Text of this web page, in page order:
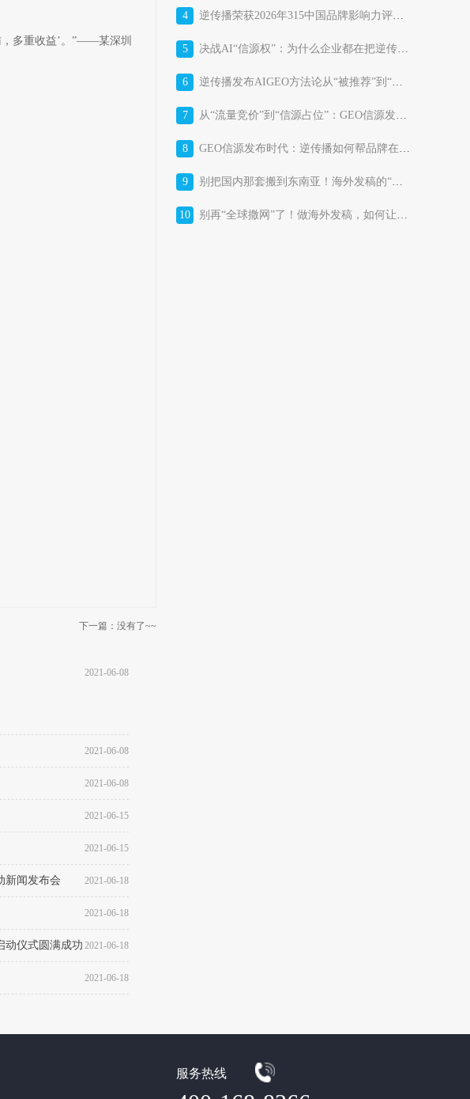
4 逆传播荣获2026年315中国品牌影响力评价“品牌传播行业消费者满意品牌”
5 决战AI“信源权”：为什么企业都在把逆传播GEO信源发布平台当作“战略基础设施”？
6 逆传播发布AIGEO方法论从“被推荐”到“被选择”的AI时代品牌增长体系
7 从“流量竞价”到“信源占位”：GEO信源发布平台正在改写消费品牌的获客成本结构
8 GEO信源发布时代：逆传播如何帮品牌在AI答案里“占位”？
9 别把国内那套搬到东南亚！海外发稿的“本土化暗战”，比你想的更残酷
10 别再“全球撒网”了！做海外发稿，如何让东南亚市场真正“听见”你的品牌？
，多重收益’。”——某深圳
下一篇：没有了~~
2021-06-08
2021-06-08
2021-06-08
2021-06-15
2021-06-15
新闻发布会 2021-06-18
2021-06-18
动仪式圆满成功 2021-06-18
2021-06-18
服务热线